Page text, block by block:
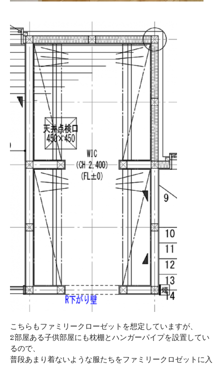
こちらもファミリークローゼットを想定していますが、
2部屋ある子供部屋にも枕棚とハンガーパイプを設置してい
るので、
普段あまり着ないような服たちをファミリークロゼットに入